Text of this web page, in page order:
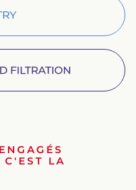
Fluid Filtration
LA